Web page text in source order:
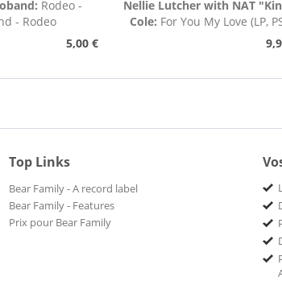
Rodeo -
- Rodeo
5,00 €
Nellie Lutcher with NAT
Cole: For You My Love (LP,
Top Links
Bear Family - A record label
Bear Family - Features
Prix pour Bear Family